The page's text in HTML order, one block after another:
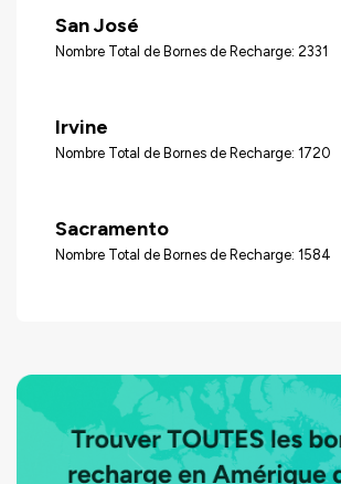
San José
Nombre Total de Bornes de Recharge: 2331
Irvine
Nombre Total de Bornes de Recharge: 1720
Sacramento
Nombre Total de Bornes de Recharge: 1584